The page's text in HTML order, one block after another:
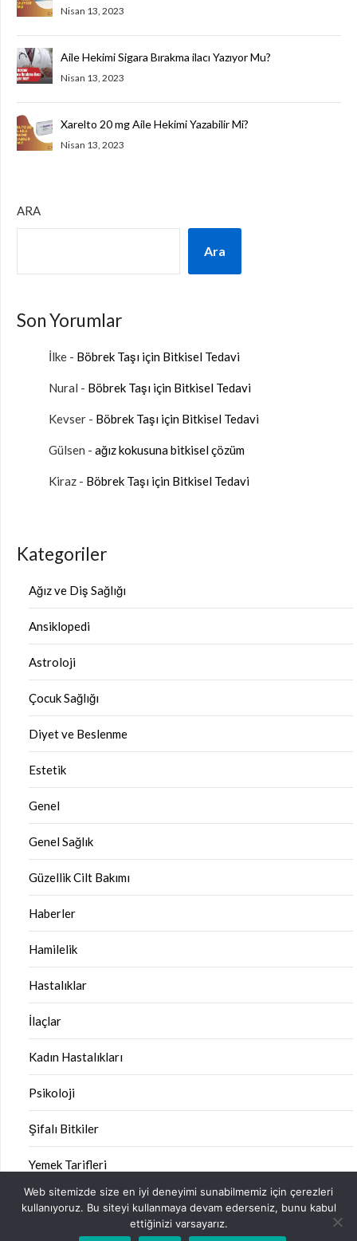
Nisan 13, 2023
Aile Hekimi Sigara Bırakma ilacı Yazıyor Mu?
Nisan 13, 2023
Xarelto 20 mg Aile Hekimi Yazabilir Mi?
Nisan 13, 2023
ARA
Ara
Son Yorumlar
İlke - Böbrek Taşı için Bitkisel Tedavi
Nural - Böbrek Taşı için Bitkisel Tedavi
Kevser - Böbrek Taşı için Bitkisel Tedavi
Gülsen - ağız kokusuna bitkisel çözüm
Kiraz - Böbrek Taşı için Bitkisel Tedavi
Kategoriler
Ağız ve Diş Sağlığı
Ansiklopedi
Astroloji
Çocuk Sağlığı
Diyet ve Beslenme
Estetik
Genel
Genel Sağlık
Güzellik Cilt Bakımı
Haberler
Hamilelik
Hastalıklar
İlaçlar
Kadın Hastalıkları
Psikoloji
Şifalı Bitkiler
Yemek Tarifleri
©2026 Sağlık Kitabı| Design:Newspaperly WordPress
Web sitemizde size en iyi deneyimi sunabilmemiz için çerezleri
kullanıyoruz. Bu siteyi kullanmaya devam ederseniz, bunu kabul
ettiğinizi varsayarız.